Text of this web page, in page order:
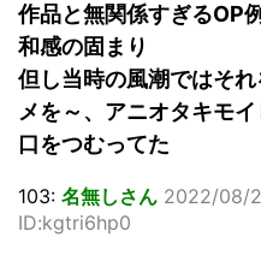
作品と無関係すぎるOP
和感の固まり
但し当時の風潮ではそ
メを～、アニオタキモ
口をつむってた
103: 名無しさん 2022/08/
ID:kgtri6hp0